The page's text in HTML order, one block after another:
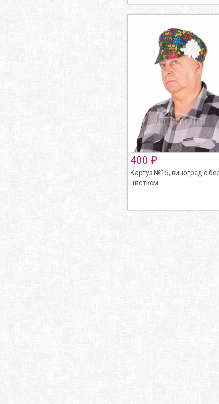
400 ₽
Картуз №15, виноград с
цветком